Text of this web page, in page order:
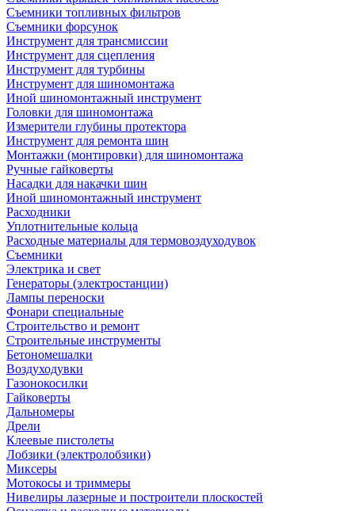
Съемники топливных фильтров
Съемники форсунок
Инструмент для трансмиссии
Инструмент для сцепления
Инструмент для турбины
Инструмент для шиномонтажа
Иной шиномонтажный инструмент
Головки для шиномонтажа
Измерители глубины протектора
Инструмент для ремонта шин
Монтажки (монтировки) для шиномонтажа
Ручные гайковерты
Насадки для накачки шин
Иной шиномонтажный инструмент
Расходники
Уплотнительные кольца
Расходные материалы для термовоздуходувок
Съемники
Электрика и свет
Генераторы (электростанции)
Лампы переноски
Фонари специальные
Строительство и ремонт
Строительные инструменты
Бетономешалки
Воздуходувки
Газонокосилки
Гайковерты
Дальномеры
Дрели
Клеевые пистолеты
Лобзики (электролобзики)
Миксеры
Мотокосы и триммеры
Нивелиры лазерные и построители плоскостей